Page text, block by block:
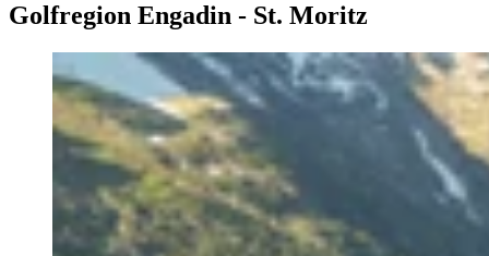
Golfregion Engadin - St. Moritz